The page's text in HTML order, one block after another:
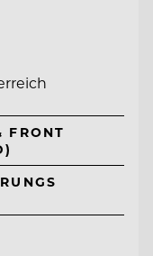
FRONT